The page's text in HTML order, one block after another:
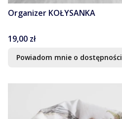
Organizer KOŁYSANKA
Cena
19,00 zł
Powiadom mnie o dostępności